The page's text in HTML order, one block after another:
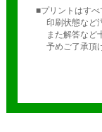
■プリントはすべ
印刷状態など
また解答など
予めご了承頂